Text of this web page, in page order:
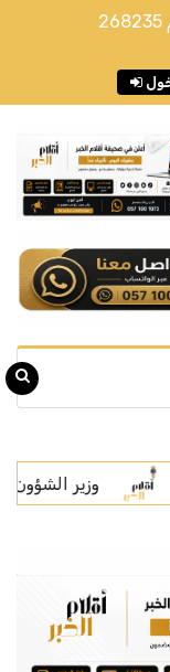
268235
وزير الشؤون الإسلامية